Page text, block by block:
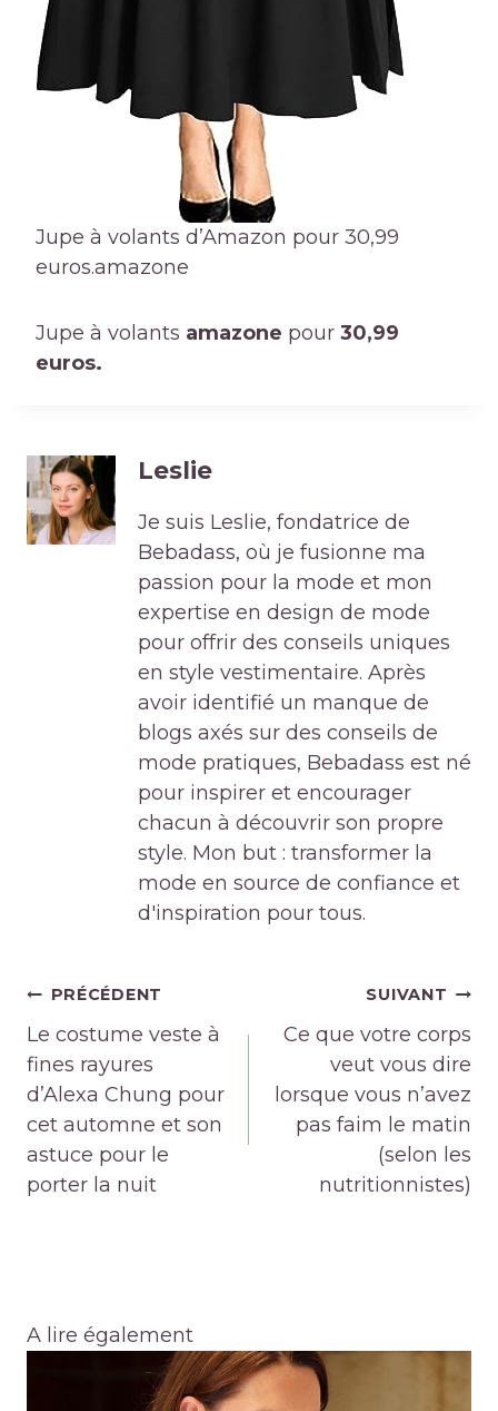
Jupe à volants d’Amazon pour 30,99
euros.amazone
Jupe à volants amazone pour 30,99
euros.
Leslie
Je suis Leslie, fondatrice de
Bebadass, où je fusionne ma
passion pour la mode et mon
expertise en design de mode
pour offrir des conseils uniques
en style vestimentaire. Après
avoir identifié un manque de
blogs axés sur des conseils de
mode pratiques, Bebadass est né
pour inspirer et encourager
chacun à découvrir son propre
style. Mon but : transformer la
mode en source de confiance et
d'inspiration pour tous.
Navigation
de
l’article
PRÉCÉDENT
Le costume veste à
fines rayures
d’Alexa Chung pour
cet automne et son
astuce pour le
porter la nuit
SUIVANT
Ce que votre corps
veut vous dire
lorsque vous n’avez
pas faim le matin
(selon les
nutritionnistes)
A lire également